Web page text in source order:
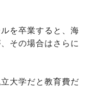
を卒業すると、海
その場合はさらに
大学だと教育費だ